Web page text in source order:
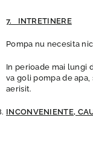
7. INTRETINERE
Pompa nu necesita
In perioade mai lungi
va goli pompa de
aerisit.
INCONVENIENTE,